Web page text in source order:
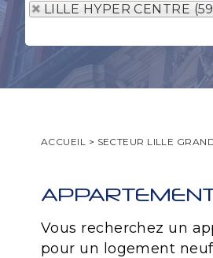
LILLE HYPER CENTRE
ACCUEIL > SECTEUR LILLE
Vous recherchez un
pour un logement